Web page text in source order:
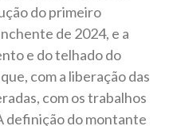
do primeiro
de 2024, e a
e do telhado do
com a liberação das
com os trabalhos
definição do montante